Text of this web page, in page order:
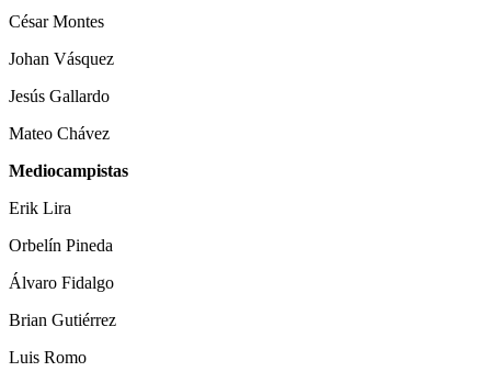
César Montes
Johan Vásquez
Jesús Gallardo
Mateo Chávez
Mediocampistas
Erik Lira
Orbelín Pineda
Álvaro Fidalgo
Brian Gutiérrez
Luis Romo